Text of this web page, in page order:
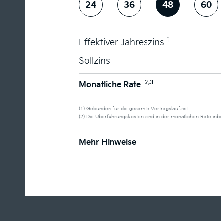
24 36 48 60
Effektiver Jahreszins 1
Sollzins
Monatliche Rate 2,3
(1) Gebunden für die gesamte Vertragslaufzeit.
(2) Die Überführungskosten sind in der monatlichen Rate
Mehr Hinweise